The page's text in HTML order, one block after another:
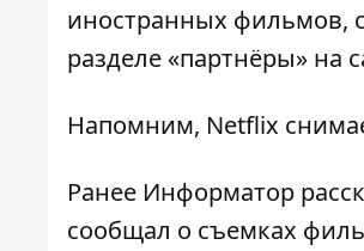
иностранных фильмов,
разделе «партнёры» на
Напомним, Netflix
Ранее Информатор
сообщал о съемках